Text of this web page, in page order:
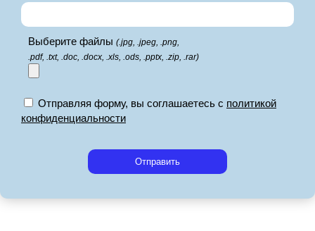
Выберите файлы (.jpg, .jpeg, .png,
.pdf, .txt, .doc, .docx, .xls, .ods, .pptx, .zip, .rar)
Отправляя форму, вы соглашаетесь с политикой
конфиденциальности
Отправить